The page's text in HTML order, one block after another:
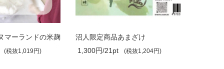
マーランドの米麹
(税抜1,019円)
沼人限定商品あまざけ
1,300円/21pt
(税抜1,204円)